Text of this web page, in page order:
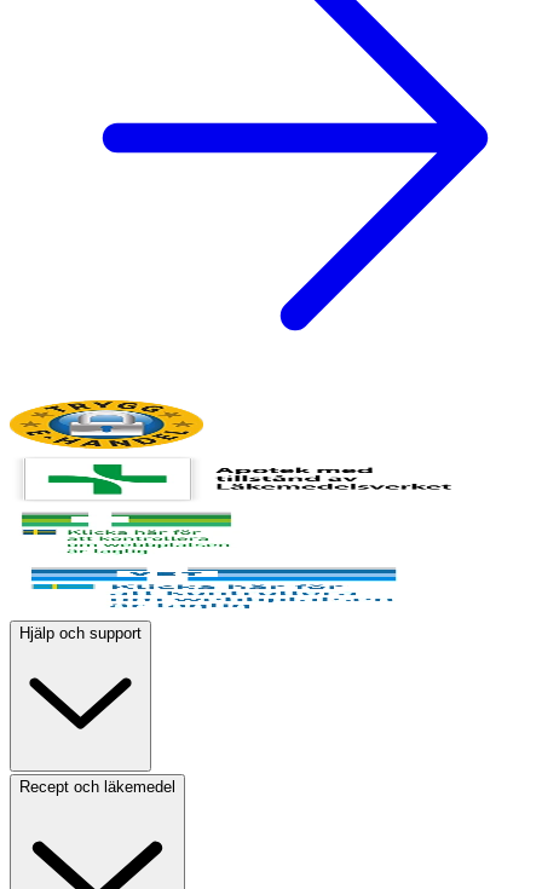
Hjälp och support
Recept och läkemedel